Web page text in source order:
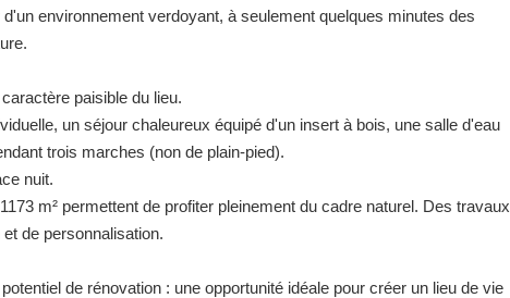
environnement verdoyant, à seulement quelques minutes des
paisible du lieu.
un séjour chaleureux équipé d'un insert à bois, une salle d'eau
trois marches (non de plain-pied).
nuit.
m² permettent de profiter pleinement du cadre naturel. Des travaux
de personnalisation.
de rénovation : une opportunité idéale pour créer un lieu de vie